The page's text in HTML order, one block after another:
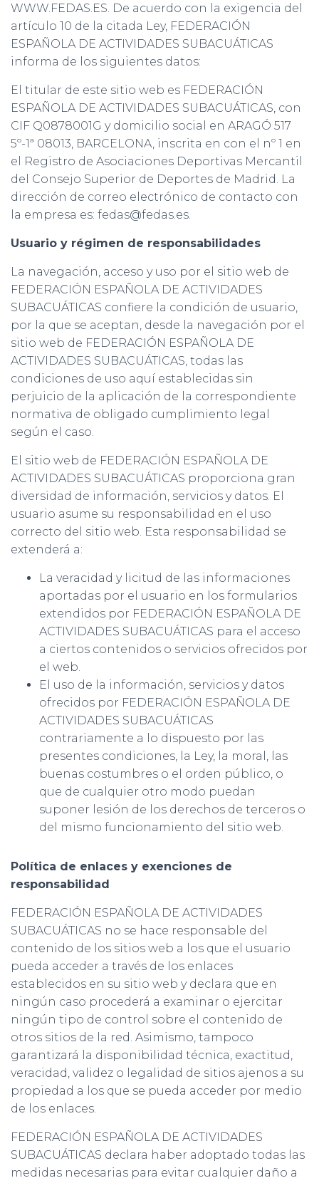
WWW.FEDAS.ES. De acuerdo con la exigencia del
artículo 10 de la citada Ley, FEDERACIÓN
ESPAÑOLA DE ACTIVIDADES SUBACUÁTICAS
informa de los siguientes datos:
El titular de este sitio web es FEDERACIÓN
ESPAÑOLA DE ACTIVIDADES SUBACUÁTICAS, con
CIF Q0878001G y domicilio social en ARAGÓ 517
5º-1ª 08013, BARCELONA, inscrita en con el nº 1 en
el Registro de Asociaciones Deportivas Mercantil
del Consejo Superior de Deportes de Madrid. La
dirección de correo electrónico de contacto con
la empresa es: fedas@fedas.es.
Usuario y régimen de responsabilidades
La navegación, acceso y uso por el sitio web de
FEDERACIÓN ESPAÑOLA DE ACTIVIDADES
SUBACUÁTICAS confiere la condición de usuario,
por la que se aceptan, desde la navegación por el
sitio web de FEDERACIÓN ESPAÑOLA DE
ACTIVIDADES SUBACUÁTICAS, todas las
condiciones de uso aquí establecidas sin
perjuicio de la aplicación de la correspondiente
normativa de obligado cumplimiento legal
según el caso.
El sitio web de FEDERACIÓN ESPAÑOLA DE
ACTIVIDADES SUBACUÁTICAS proporciona gran
diversidad de información, servicios y datos. El
usuario asume su responsabilidad en el uso
correcto del sitio web. Esta responsabilidad se
extenderá a:
La veracidad y licitud de las informaciones
aportadas por el usuario en los formularios
extendidos por FEDERACIÓN ESPAÑOLA DE
ACTIVIDADES SUBACUÁTICAS para el acceso
a ciertos contenidos o servicios ofrecidos por
el web.
El uso de la información, servicios y datos
ofrecidos por FEDERACIÓN ESPAÑOLA DE
ACTIVIDADES SUBACUÁTICAS
contrariamente a lo dispuesto por las
presentes condiciones, la Ley, la moral, las
buenas costumbres o el orden público, o
que de cualquier otro modo puedan
suponer lesión de los derechos de terceros o
del mismo funcionamiento del sitio web.
Política de enlaces y exenciones de
responsabilidad
FEDERACIÓN ESPAÑOLA DE ACTIVIDADES
SUBACUÁTICAS no se hace responsable del
contenido de los sitios web a los que el usuario
pueda acceder a través de los enlaces
establecidos en su sitio web y declara que en
ningún caso procederá a examinar o ejercitar
ningún tipo de control sobre el contenido de
otros sitios de la red. Asimismo, tampoco
garantizará la disponibilidad técnica, exactitud,
veracidad, validez o legalidad de sitios ajenos a su
propiedad a los que se pueda acceder por medio
de los enlaces.
FEDERACIÓN ESPAÑOLA DE ACTIVIDADES
SUBACUÁTICAS declara haber adoptado todas las
medidas necesarias para evitar cualquier daño a